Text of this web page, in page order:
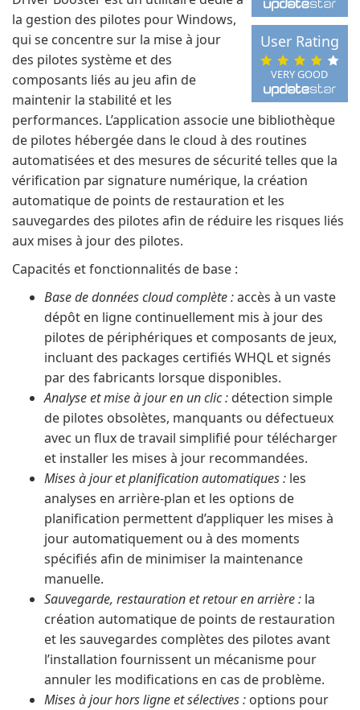
VERY GOOD
User Rating
la gestion des pilotes pour Windows,
qui se concentre sur la mise à jour
des pilotes système et des
composants liés au jeu afin de
maintenir la stabilité et les
performances. L’application associe une bibliothèque
de pilotes hébergée dans le cloud à des routines
automatisées et des mesures de sécurité telles que la
vérification par signature numérique, la création
automatique de points de restauration et les
sauvegardes des pilotes afin de réduire les risques liés
aux mises à jour des pilotes.
Capacités et fonctionnalités de base :
Base de données cloud complète :accès à un vaste
dépôt en ligne continuellement mis à jour des
pilotes de périphériques et composants de jeux,
incluant des packages certifiés WHQL et signés
par des fabricants lorsque disponibles.
Analyse et mise à jour en un clic : détection simple
de pilotes obsolètes, manquants ou défectueux
avec un flux de travail simplifié pour télécharger
et installer les mises à jour recommandées.
Mises à jour et planification automatiques : les
analyses en arrière-plan et les options de
planification permettent d’appliquer les mises à
jour automatiquement ou à des moments
spécifiés afin de minimiser la maintenance
manuelle.
Sauvegarde, restauration et retour en arrière : la
création automatique de points de restauration
et les sauvegardes complètes des pilotes avant
l’installation fournissent un mécanisme pour
annuler les modifications en cas de problème.
Mises à jour hors ligne et sélectives : options pour